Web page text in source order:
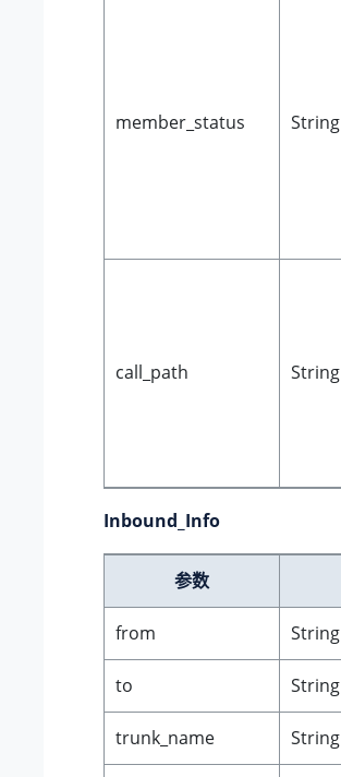
member_status String
call_path String
Inbound_Info
参数
from String
to String
trunk_name String